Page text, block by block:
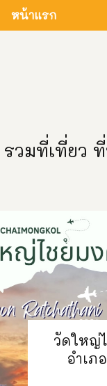
หน้าแรก
รวมที่เที่ยว
วัดใหญ่
อำเภ